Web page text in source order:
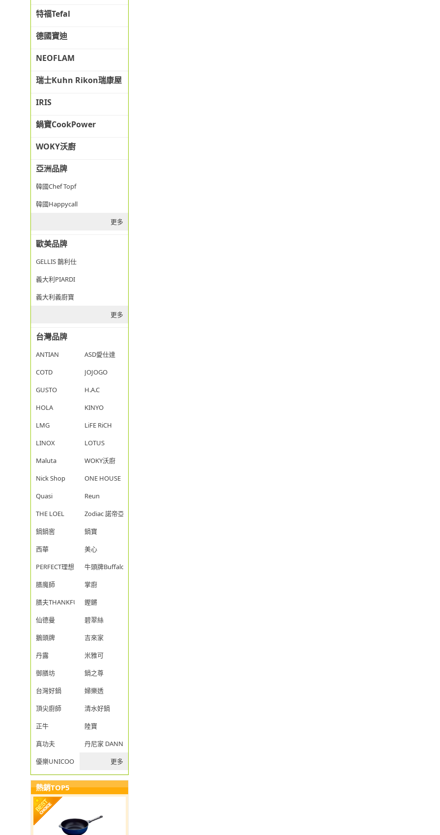
特福Tefal
德國寶迪
NEOFLAM
瑞士Kuhn Rikon瑞康屋
IRIS
鍋寶CookPower
WOKY沃廚
亞洲品牌
韓國Chef Topf
韓國Happycall
更多
歐美品牌
GELLIS 鵲利仕
義大利PIARDI
義大利義廚寶
更多
台灣品牌
ANTIAN
ASD愛仕達
COTD
JOJOGO
GUSTO
H.A.C
HOLA
KINYO
LMG
LiFE RiCH
LINOX
LOTUS
Maluta
WOKY沃廚
Nick Shop
ONE HOUSE
Quasi
Reun
THE LOEL
Zodiac 諾帝亞
鍋鍋窖
鍋寶
西華
美心
PERFECT理想
牛頭牌Buffalo
膳魔師
掌廚
膳夫THANKFUL
鏗鏘
仙德曼
碧翠絲
鵝頭牌
吉來家
丹露
米雅可
御膳坊
鍋之尊
台灣好鍋
婦樂透
頂尖廚師
清水好鍋
正牛
陸寶
真功夫
丹尼家 DANNY JIA
優樂UNICOOK
更多
熱銷TOP5